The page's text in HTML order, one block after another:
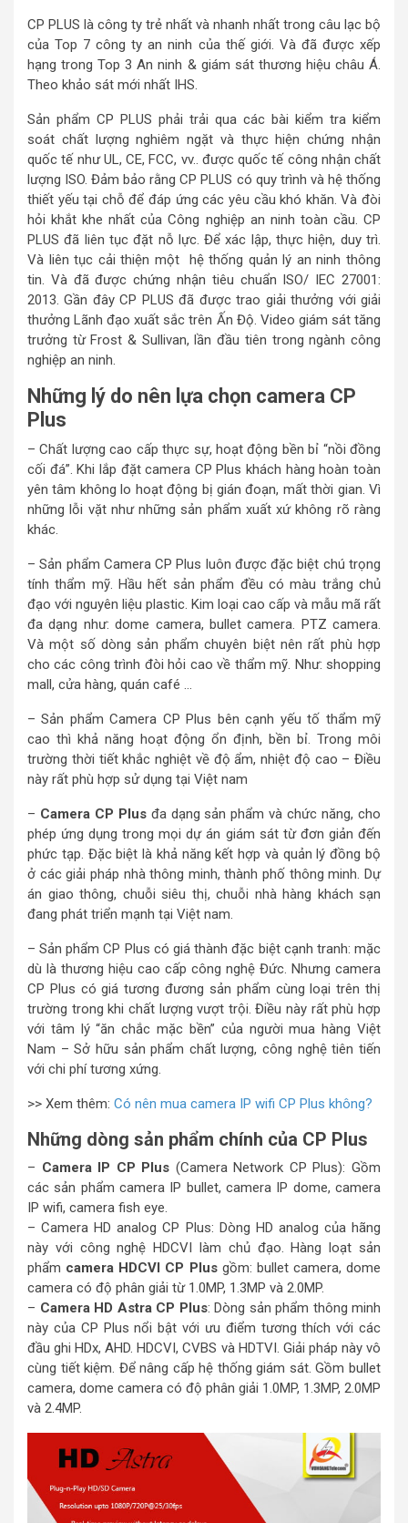
CP PLUS là công ty trẻ nhất và nhanh nhất trong câu lạc bộ
của Top 7 công ty an ninh của thế giới. Và đã được xếp
hạng trong Top 3 An ninh & giám sát thương hiệu châu Á.
Theo khảo sát mới nhất IHS.
Sản phẩm CP PLUS phải trải qua các bài kiểm tra kiểm
soát chất lượng nghiêm ngặt và thực hiện chứng nhận
quốc tế như UL, CE, FCC, vv.. được quốc tế công nhận chất
lượng ISO. Đảm bảo rằng CP PLUS có quy trình và hệ thống
thiết yếu tại chỗ để đáp ứng các yêu cầu khó khăn. Và đòi
hỏi khắt khe nhất của Công nghiệp an ninh toàn cầu. CP
PLUS đã liên tục đặt nỗ lực. Để xác lập, thực hiện, duy trì.
Và liên tục cải thiện một hệ thống quản lý an ninh thông
tin. Và đã được chứng nhận tiêu chuẩn ISO/ IEC 27001:
2013. Gần đây CP PLUS đã được trao giải thưởng với giải
thưởng Lãnh đạo xuất sắc trên Ấn Độ. Video giám sát tăng
trưởng từ Frost & Sullivan, lần đầu tiên trong ngành công
nghiệp an ninh.
Những lý do nên lựa chọn camera CP
Plus
– Chất lượng cao cấp thực sự, hoạt động bền bỉ “nồi đồng
cối đá”. Khi lắp đặt camera CP Plus khách hàng hoàn toàn
yên tâm không lo hoạt động bị gián đoạn, mất thời gian. Vì
những lỗi vặt như những sản phẩm xuất xứ không rõ ràng
khác.
– Sản phẩm Camera CP Plus luôn được đặc biệt chú trọng
tính thẩm mỹ. Hầu hết sản phẩm đều có màu trắng chủ
đạo với nguyên liệu plastic. Kim loại cao cấp và mẫu mã rất
đa dạng như: dome camera, bullet camera. PTZ camera.
Và một số dòng sản phẩm chuyên biệt nên rất phù hợp
cho các công trình đòi hỏi cao về thẩm mỹ. Như: shopping
mall, cửa hàng, quán café …
– Sản phẩm Camera CP Plus bên cạnh yếu tố thẩm mỹ
cao thì khả năng hoạt động ổn định, bền bỉ. Trong môi
trường thời tiết khắc nghiệt về độ ẩm, nhiệt độ cao – Điều
này rất phù hợp sử dụng tại Việt nam
– Camera CP Plusđa dạng sản phẩm và chức năng, cho
phép ứng dụng trong mọi dự án giám sát từ đơn giản đến
phức tạp. Đặc biệt là khả năng kết hợp và quản lý đồng bộ
ở các giải pháp nhà thông minh, thành phố thông minh. Dự
án giao thông, chuỗi siêu thị, chuỗi nhà hàng khách sạn
đang phát triển mạnh tại Việt nam.
– Sản phẩm CP Plus có giá thành đặc biệt cạnh tranh: mặc
dù là thương hiệu cao cấp công nghệ Đức. Nhưng camera
CP Plus có giá tương đương sản phẩm cùng loại trên thị
trường trong khi chất lượng vượt trội. Điều này rất phù hợp
với tâm lý “ăn chắc mặc bền” của người mua hàng Việt
Nam – Sở hữu sản phẩm chất lượng, công nghệ tiên tiến
với chi phí tương xứng.
>> Xem thêm: Có nên mua camera IP wifi CP Plus không?
Những dòng sản phẩm chính của CP Plus
– Camera IP CP Plus (Camera Network CP Plus): Gồm
các sản phẩm camera IP bullet, camera IP dome, camera
IP wifi, camera fish eye.
– Camera HD analog CP Plus: Dòng HD analog của hãng
này với công nghệ HDCVI làm chủ đạo. Hàng loạt sản
phẩm camera HDCVI CP Plusgồm: bullet camera, dome
camera có độ phân giải từ 1.0MP, 1.3MP và 2.0MP.
– Camera HD Astra CP Plus: Dòng sản phẩm thông minh
này của CP Plus nổi bật với ưu điểm tương thích với các
đầu ghi HDx, AHD. HDCVI, CVBS và HDTVI. Giải pháp này vô
cùng tiết kiệm. Để nâng cấp hệ thống giám sát. Gồm bullet
camera, dome camera có độ phân giải 1.0MP, 1.3MP, 2.0MP
và 2.4MP.